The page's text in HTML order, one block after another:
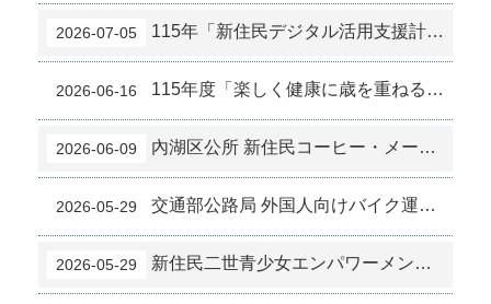
2026-07-05 115年「新住民デジタル活用支援計画」無料IT講座（7-1）
2026-06-16 115年度「楽しく健康に歳を重ねる ― 栄養を学んで健康づくり：新住民健康サポートグループ」参加者募集のお知らせ！ (6-8)
2026-06-09 內湖区公所 新住民コーヒー・メーカー講座参加者募集のお知らせ～ (6-3)
2026-05-29 交通部公路局 外国人向けバイク運転訓練補助政策のお知らせ (5-12)
2026-05-29 新住民二世青少女エンパワーメント講座「私の少女時代～自己探求ワークショップ」参加者募集開始のお知らせ (5-10)